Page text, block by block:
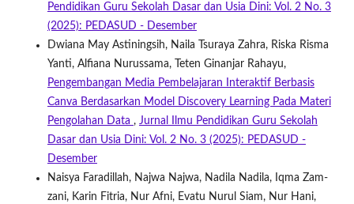
Pendidikan Guru Sekolah Dasar dan Usia Dini: Vol. 2 No. 3
(2025): PEDASUD - Desember
Dwiana May Astiningsih, Naila Tsuraya Zahra, Riska Risma
Yanti, Alfiana Nurussama, Teten Ginanjar Rahayu,
Pengembangan Media Pembelajaran Interaktif Berbasis
Canva Berdasarkan Model Discovery Learning Pada Materi
Pengolahan Data , Jurnal Ilmu Pendidikan Guru Sekolah
Dasar dan Usia Dini: Vol. 2 No. 3 (2025): PEDASUD -
Desember
Naisya Faradillah, Najwa Najwa, Nadila Nadila, Iqma Zam-
zani, Karin Fitria, Nur Afni, Evatu Nurul Siam, Nur Hani,